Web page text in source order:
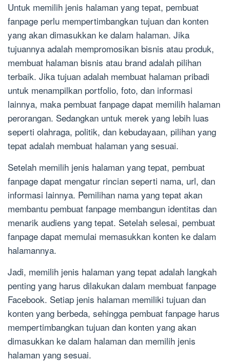
Untuk memilih jenis halaman yang tepat, pembuat
fanpage perlu mempertimbangkan tujuan dan konten
yang akan dimasukkan ke dalam halaman. Jika
tujuannya adalah mempromosikan bisnis atau produk,
membuat halaman bisnis atau brand adalah pilihan
terbaik. Jika tujuan adalah membuat halaman pribadi
untuk menampilkan portfolio, foto, dan informasi
lainnya, maka pembuat fanpage dapat memilih halaman
perorangan. Sedangkan untuk merek yang lebih luas
seperti olahraga, politik, dan kebudayaan, pilihan yang
tepat adalah membuat halaman yang sesuai.
Setelah memilih jenis halaman yang tepat, pembuat
fanpage dapat mengatur rincian seperti nama, url, dan
informasi lainnya. Pemilihan nama yang tepat akan
membantu pembuat fanpage membangun identitas dan
menarik audiens yang tepat. Setelah selesai, pembuat
fanpage dapat memulai memasukkan konten ke dalam
halamannya.
Jadi, memilih jenis halaman yang tepat adalah langkah
penting yang harus dilakukan dalam membuat fanpage
Facebook. Setiap jenis halaman memiliki tujuan dan
konten yang berbeda, sehingga pembuat fanpage harus
mempertimbangkan tujuan dan konten yang akan
dimasukkan ke dalam halaman dan memilih jenis
halaman yang sesuai.